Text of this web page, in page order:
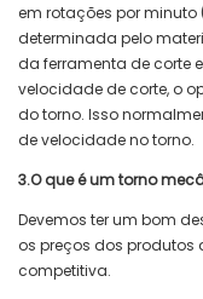
em rotações por minuto
determinada pelo
da ferramenta de corte
velocidade de corte, o
do torno. Isso
de velocidade no torno.
3.O que é um torno
Devemos ter um bom
os preços dos
competitiva.